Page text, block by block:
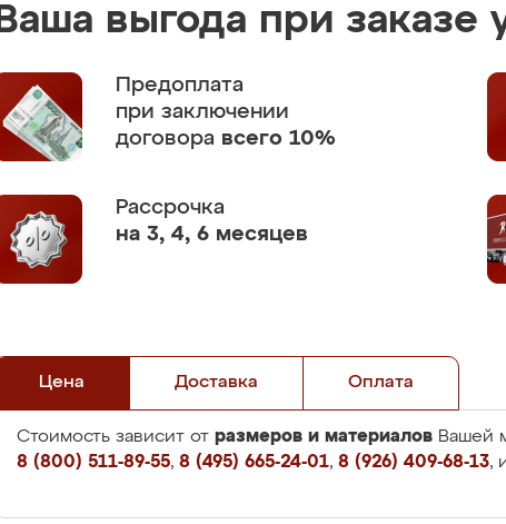
Ваша выгода при заказе
Предоплата
при заключении
договора всего 10%
Рассрочка
на 3, 4, 6 месяцев
Цена Доставка Оплата
Стоимость зависит от размеров и материалов Вашей
8 (800) 511-89-55, 8 (495) 665-24-01, 8 (926) 409-68-13,